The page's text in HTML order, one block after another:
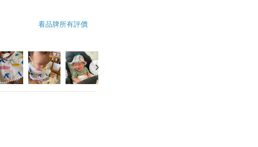
看品牌所有評價